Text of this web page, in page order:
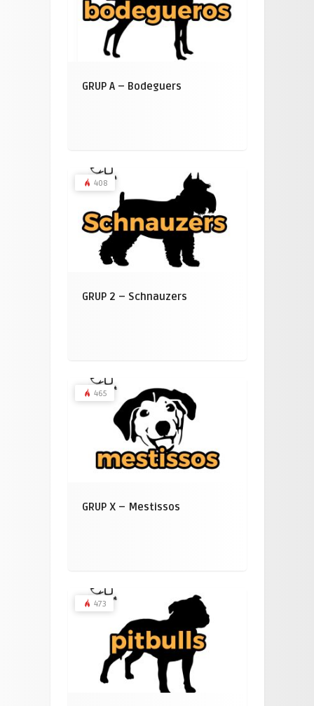
GRUP A – Bodeguers
408
GRUP 2 – Schnauzers
465
GRUP X – Mestissos
473